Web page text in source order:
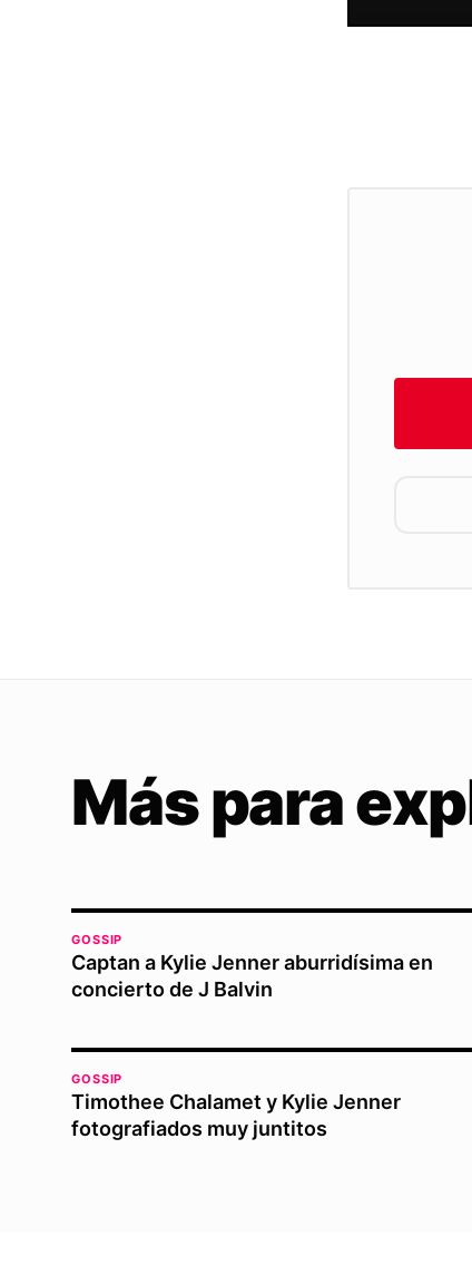
Más para
GOSSIP
Captan a Kylie Jenner aburridísima en
concierto de J Balvin
GOSSIP
Timothee Chalamet y Kylie Jenner
fotografiados muy juntitos